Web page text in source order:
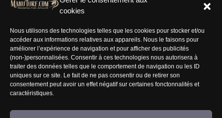
cookies
Nous utilisons des technologies telles que les cookies pour stocker et/ou
accéder aux informations relatives aux appareils. Nous le faisons pour
améliorer l’expérience de navigation et pour afficher des publicités
(non-)personnalisées. Consentir à ces technologies nous autorisera à
traiter des données telles que le comportement de navigation ou les ID
uniques sur ce site. Le fait de ne pas consentir ou de retirer son
consentement peut avoir un effet négatif sur certaines fonctonnalités et
caractéristiques.
Informations
Nous rejoindre